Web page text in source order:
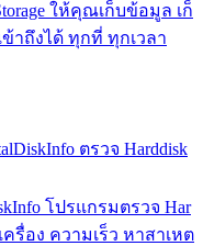
ให้คุณเก็บข้อมูล เก็
าถึงได้ ทุกที่ ทุกเวลา
ตรวจ Harddisk
โปรแกรมตรวจ Har
รื่อง ความเร็ว หาสาเหต